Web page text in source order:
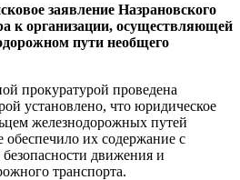
заявление Назрановского
к организации, осуществляющей
пути необщего
прокуратурой проведена
установлено, что юридическое
железнодорожных путей
обеспечило их содержание с
движения и
транспорта.